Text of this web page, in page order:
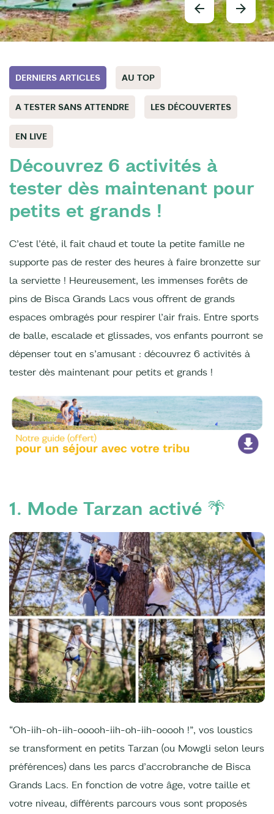
DERNIERS ARTICLES AU TOP
A TESTER SANS ATTENDRE LES DÉCOUVERTES
EN LIVE
Découvrez 6 activités à
tester dès maintenant pour
petits et grands !
C’est l’été, il fait chaud et toute la petite famille ne
supporte pas de rester des heures à faire bronzette sur
la serviette ! Heureusement, les immenses forêts de
pins de Bisca Grands Lacs vous offrent de grands
espaces ombragés pour respirer l’air frais. Entre sports
de balle, escalade et glissades, vos enfants pourront se
dépenser tout en s’amusant : découvrez 6 activités à
tester dès maintenant pour petits et grands !
1. Mode Tarzan activé 🌴
“Oh-iih-oh-iih-ooooh-iih-oh-iih-ooooh !”, vos loustics
se transforment en petits Tarzan (ou Mowgli selon leurs
préférences) dans les parcs d’accrobranche de Bisca
Grands Lacs. En fonction de votre âge, votre taille et
votre niveau, différents parcours vous sont proposés